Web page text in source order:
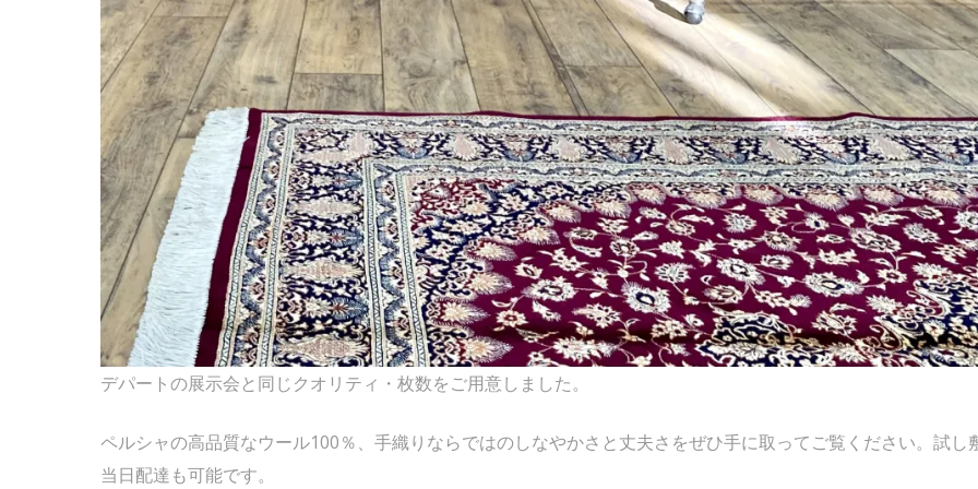
デパートの展示会と同じクオリティ・枚数をご用意しました。
ペルシャの高品質なウール100％、手織りならではのしなやかさと丈夫さをぜひ手に取ってご覧ください。試し
当日配達も可能です。